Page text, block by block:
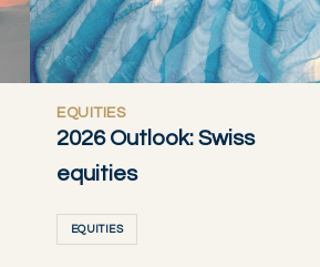
EQUITIES
2026 Outlook: Swiss
equities
EQUITIES